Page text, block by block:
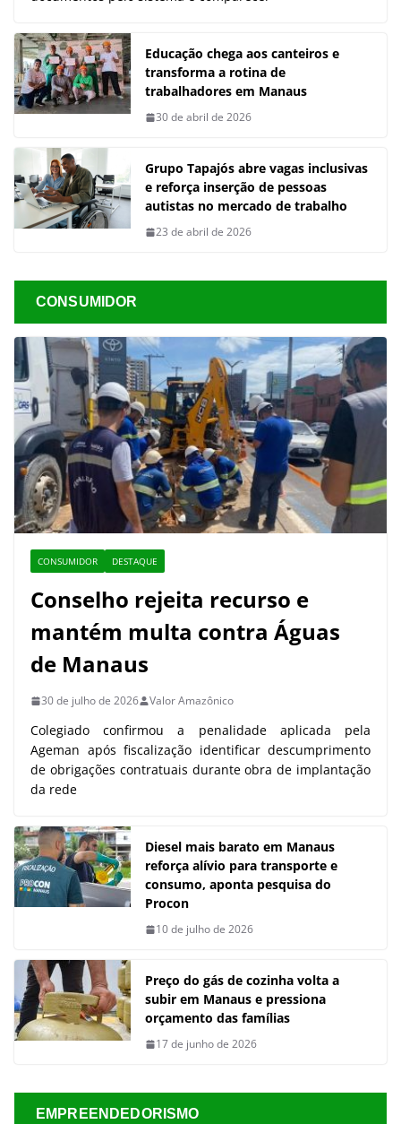
Educação chega aos canteiros e
transforma a rotina de
trabalhadores em Manaus
30 de abril de 2026
Grupo Tapajós abre vagas inclusivas
e reforça inserção de pessoas
autistas no mercado de trabalho
23 de abril de 2026
CONSUMIDOR
CONSUMIDOR DESTAQUE
Conselho rejeita recurso e
mantém multa contra Águas
de Manaus
30 de julho de 2026 Valor Amazônico
Colegiado confirmou a penalidade aplicada pela
Ageman após fiscalização identificar descumprimento
de obrigações contratuais durante obra de implantação
da rede
Diesel mais barato em Manaus
reforça alívio para transporte e
consumo, aponta pesquisa do
Procon
10 de julho de 2026
Preço do gás de cozinha volta a
subir em Manaus e pressiona
orçamento das famílias
17 de junho de 2026
EMPREENDEDORISMO